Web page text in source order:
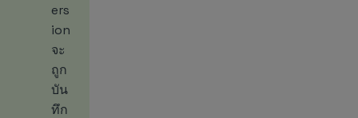
ers
ion
จะ
ถูก
บัน
ทึก